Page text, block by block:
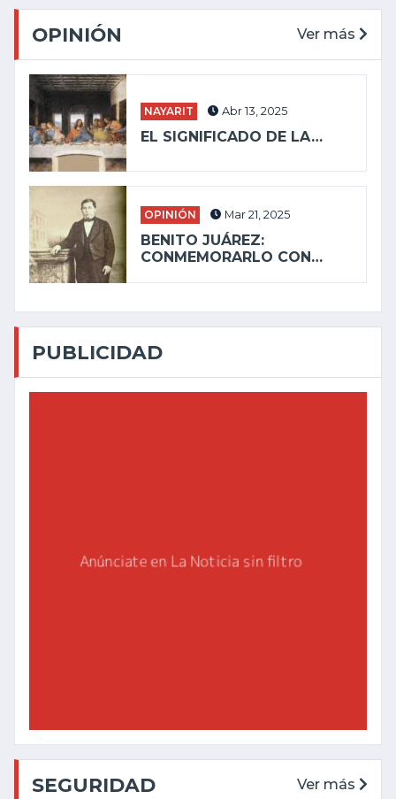
OPINIÓN Ver más
NAYARIT Abr 13, 2025
EL SIGNIFICADO DE LA…
OPINIÓN Mar 21, 2025
BENITO JUÁREZ:
CONMEMORARLO CON…
PUBLICIDAD
SEGURIDAD Ver más